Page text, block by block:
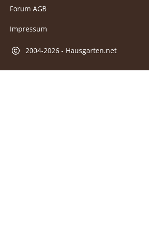
Forum AGB
Impressum
2004-2026 - Hausgarten.net